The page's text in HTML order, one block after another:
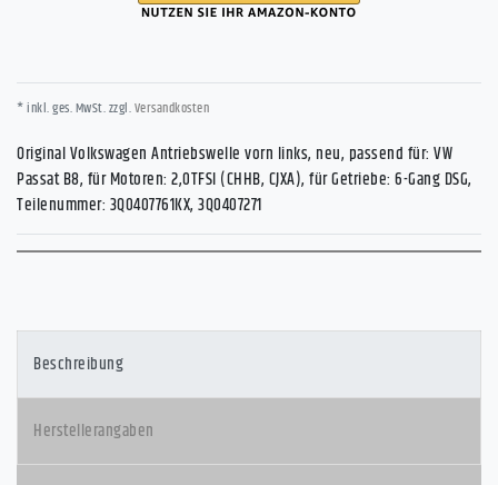
* inkl. ges. MwSt. zzgl.Versandkosten
Original Volkswagen Antriebswelle vorn links, neu, passend für: VW
Passat B8, für Motoren: 2,0TFSI (CHHB, CJXA), für Getriebe: 6-Gang DSG,
Teilenummer: 3Q0407761KX, 3Q0407271
Beschreibung
Herstellerangaben